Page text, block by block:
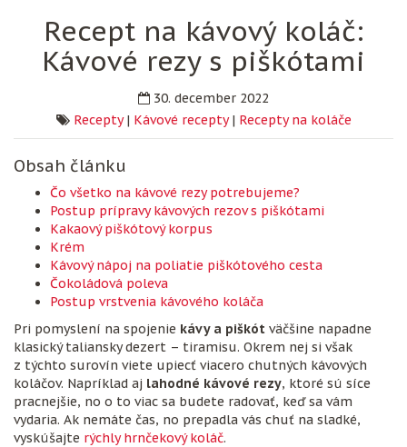
Recept na kávový koláč:
Kávové rezy s piškótami
30. december 2022
Recepty| Kávové recepty| Recepty na koláče
Obsah článku
Čo všetko na kávové rezy potrebujeme?
Postup prípravy kávových rezov s piškótami
Kakaový piškótový korpus
Krém
Kávový nápoj na poliatie piškótového cesta
Čokoládová poleva
Postup vrstvenia kávového koláča
Pri pomyslení na spojenie kávy a piškót väčšine napadne
klasický taliansky dezert – tiramisu. Okrem nej si však
z týchto surovín viete upiecť viacero chutných kávových
koláčov. Napríklad aj lahodné kávové rezy, ktoré sú síce
pracnejšie, no o to viac sa budete radovať, keď sa vám
vydaria. Ak nemáte čas, no prepadla vás chuť na sladké,
vyskúšajte rýchly hrnčekový koláč.